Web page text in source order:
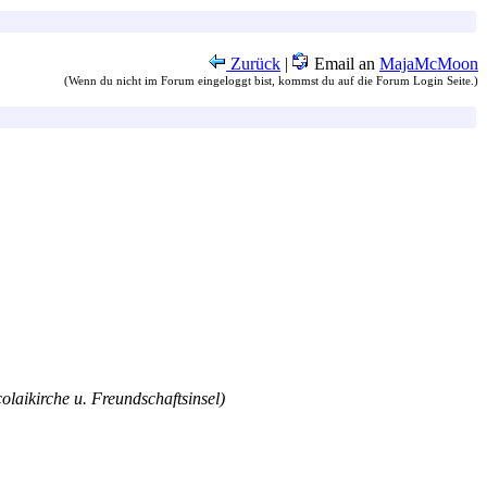
Zurück | Email an MajaMcMoon
(Wenn du nicht im Forum eingeloggt bist, kommst du auf die Forum Login Seite.)
u. Freundschaftsinsel)